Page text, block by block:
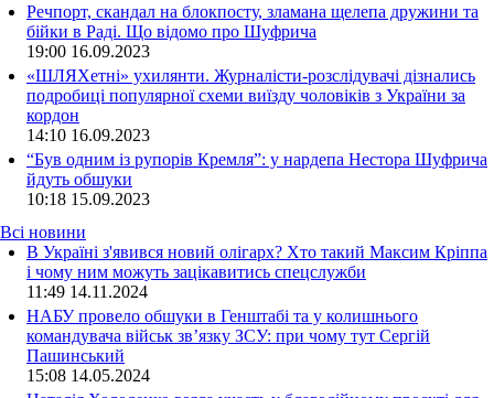
Речпорт, скандал на блокпосту, зламана щелепа дружини та
бійки в Раді. Що відомо про Шуфрича
19:00 16.09.2023
«ШЛЯХетні» ухилянти. Журналісти-розслідувачі дізнались
подробиці популярної схеми виїзду чоловіків з України за
кордон
14:10 16.09.2023
“Був одним із рупорів Кремля”: у нардепа Нестора Шуфрича
йдуть обшуки
10:18 15.09.2023
Всі новини
В Україні з'явився новий олігарх? Хто такий Максим Кріппа
і чому ним можуть зацікавитись спецслужби
11:49 14.11.2024
НАБУ провело обшуки в Генштабі та у колишнього
командувача військ зв’язку ЗСУ: при чому тут Сергій
Пашинський
15:08 14.05.2024